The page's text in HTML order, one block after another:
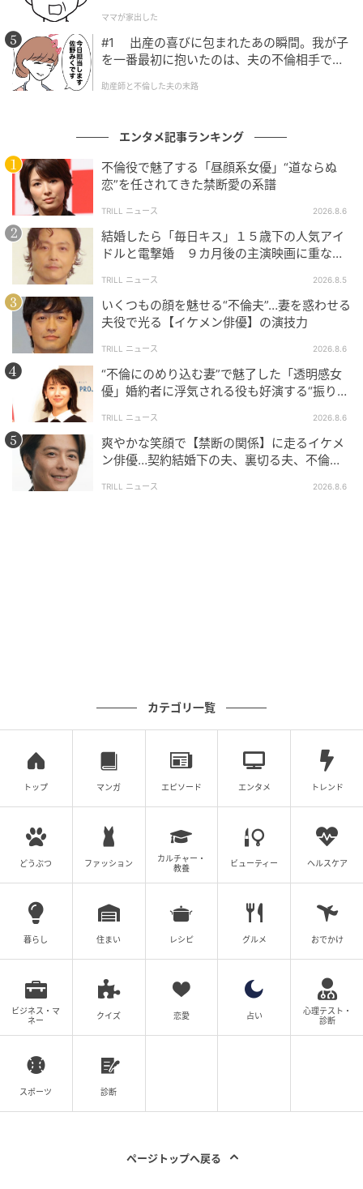
行発売を目指した現地のスタッフが、そのあまりに素
朴すぎる歌声に苦笑を浮かべたという逸話は、当時の
番組の空気感を象徴している。
それでも、番組はMcKeeをフィリピンへと送り出す。
ける姿は、バラエティという虚構の中に「剥き出しの
真実」を宿らせた。完璧な技術よりも、そこに存在す
る必死さが、国境を越えた共感を呼ぶ。この「未完成
の輝き」をエンターテインメントへと昇華させる手法
は、後のアイドルグループや企画ユニットのあり方に
多大な影響を与えることになる。
敗者の轍が描いた、黄金時代へと続く鮮烈な
導火線
日本でのデビューを果たしたMcKeeの前に立ちはだか
ったのは、同じ番組から誕生した「敗者」たちのユニ
ット、ポケットビスケッツであった。両ユニットに課
された「500円CD対決」という非情なルール。それ
は、どちらか一方が生き残り、もう一方が消え去ると
いう、文字通りの生存競争であった。
100万枚を超えるセールスを記録することも、ブラッ
クビスケッツがアジアを席巻することもなかっただろ
う。彼女たちが残した『Can't Stop My Heart』という
一曲は、まさに巨大な火柱を上げるための火種であっ
た。
楽曲そのものは、90年代らしい華やかなシンセサイザ
ーと、後藤次利特有のドライヴ感のあるベースライン
が心地よい、上質なポップ・チューンに仕上がってい
る。高山理衣の危ういボーカルを、国生と室井が支え
るという構図は、今聴き返すと、奇妙な調和と愛おし
さを感じさせる。
表現者の業が刻んだ、記録より深い爪痕
あれほどまでに騒がしく、そして泥臭く音楽に向き合
ママが家出した
#1 出産の喜びに包まれたあの瞬間。我が子
を一番最初に抱いたのは、夫の不倫相手でし
助産師と不倫した夫の末路
エンタメ記事ランキング
不倫役で魅了する「昼顔系女優」“道ならぬ
恋”を任されてきた禁断愛の系譜
TRILL ニュース 2026.8.6
結婚したら「毎日キス」１５歳下の人気アイ
ドルと電撃婚 ９カ月後の主演映画に重なっ
TRILL ニュース 2026.8.5
いくつもの顔を魅せる“不倫夫”…妻を惑わせる
夫役で光る【イケメン俳優】の演技力
TRILL ニュース 2026.8.6
“不倫にのめり込む妻”で魅了した「透明感女
優」婚約者に浮気される役も好演する“振り
TRILL ニュース 2026.8.6
爽やかな笑顔で【禁断の関係】に走るイケメ
ン俳優…契約結婚下の夫、裏切る夫、不倫相
TRILL ニュース 2026.8.6
カテゴリ一覧
トップ マンガ エピソード エンタメ トレンド
どうぶつ ファッション
カルチャー・
教養
ビューティー ヘルスケア
暮らし 住まい レシピ グルメ おでかけ
ビジネス・マ
ネー
クイズ 恋愛 占い
心理テスト・
診断
スポーツ 診断
ページトップへ戻る